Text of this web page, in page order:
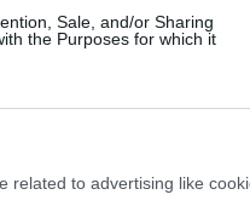
Sale, and/or Sharing
the Purposes for which it
related to advertising like
mercato davvero
fenomeno del
acquirenti sono
Prendi ad
di un omicidio, è
è stata trasformata